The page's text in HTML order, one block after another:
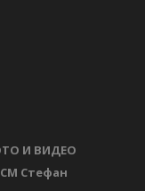
И ВИДЕО
Стефан